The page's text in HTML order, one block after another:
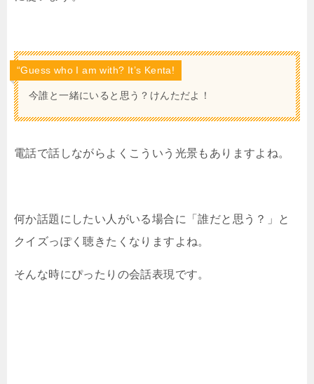
“Guess who I am with? It’s Kenta!
今誰と一緒にいると思う？けんただよ！
電話で話しながらよくこういう光景もありますよね。
何か話題にしたい人がいる場合に「誰だと思う？」と
クイズっぽく聴きたくなりますよね。
そんな時にぴったりの会話表現です。